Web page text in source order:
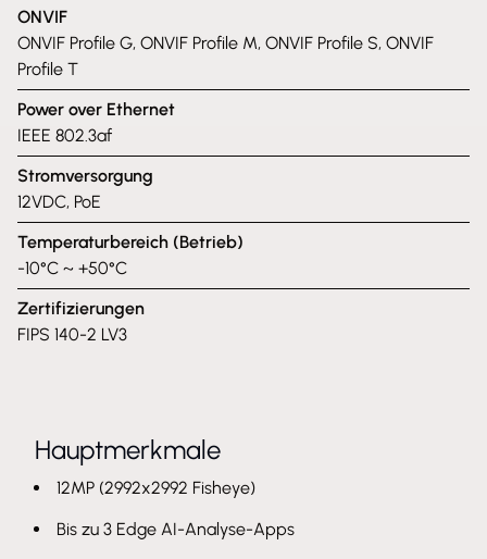
ONVIF
ONVIF Profile G, ONVIF Profile M, ONVIF Profile S, ONVIF
Profile T
Power over Ethernet
IEEE 802.3af
Stromversorgung
12VDC, PoE
Temperaturbereich (Betrieb)
-10°C ~ +50°C
Zertifizierungen
FIPS 140-2 LV3
Hauptmerkmale
12MP (2992x2992 Fisheye)
Bis zu 3 Edge AI-Analyse-Apps